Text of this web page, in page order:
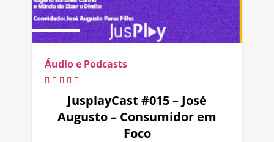
Áudio e Podcasts
JusplayCast #015 – José
Augusto – Consumidor em
Foco